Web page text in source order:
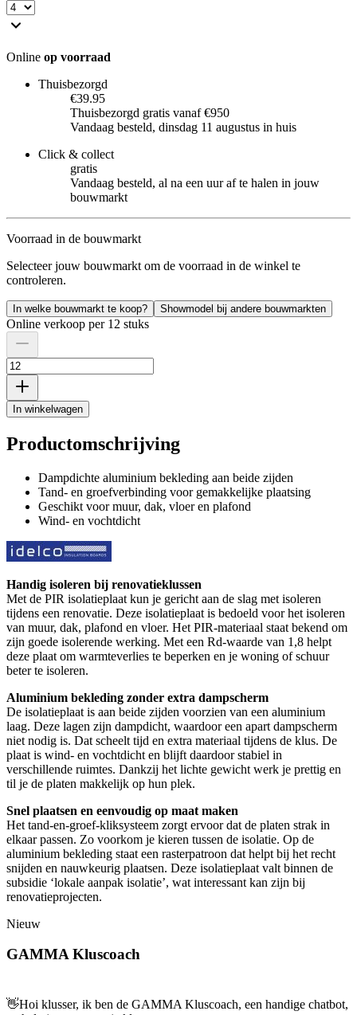
Online op voorraad
Thuisbezorgd
€39.95
Thuisbezorgd gratis vanaf €950
Vandaag besteld, dinsdag 11 augustus in huis
Click & collect
gratis
Vandaag besteld, al na een uur af te halen in jouw
bouwmarkt
Voorraad in de bouwmarkt
Selecteer jouw bouwmarkt om de voorraad in de winkel te
controleren.
In welke bouwmarkt te koop? Showmodel bij andere bouwmarkten
Online verkoop per 12 stuks
In winkelwagen
Productomschrijving
Dampdichte aluminium bekleding aan beide zijden
Tand- en groefverbinding voor gemakkelijke plaatsing
Geschikt voor muur, dak, vloer en plafond
Wind- en vochtdicht
Handig isoleren bij renovatieklussen
Met de PIR isolatieplaat kun je gericht aan de slag met isoleren
tijdens een renovatie. Deze isolatieplaat is bedoeld voor het isoleren
van muur, dak, plafond en vloer. Het PIR-materiaal staat bekend om
zijn goede isolerende werking. Met een Rd-waarde van 1,8 helpt
deze plaat om warmteverlies te beperken en je woning of schuur
beter te isoleren.
Aluminium bekleding zonder extra dampscherm
De isolatieplaat is aan beide zijden voorzien van een aluminium
laag. Deze lagen zijn dampdicht, waardoor een apart dampscherm
niet nodig is. Dat scheelt tijd en extra materiaal tijdens de klus. De
plaat is wind- en vochtdicht en blijft daardoor stabiel in
verschillende ruimtes. Dankzij het lichte gewicht werk je prettig en
til je de platen makkelijk op hun plek.
Snel plaatsen en eenvoudig op maat maken
Het tand-en-groef-kliksysteem zorgt ervoor dat de platen strak in
elkaar passen. Zo voorkom je kieren tussen de isolatie. Op de
aluminium bekleding staat een rasterpatroon dat helpt bij het recht
snijden en nauwkeurig plaatsen. Deze isolatieplaat valt binnen de
subsidie ‘lokale aanpak isolatie’, wat interessant kan zijn bij
renovatieprojecten.
Nieuw
GAMMA Kluscoach
👋Hoi klusser, ik ben de GAMMA Kluscoach, een handige chatbot,